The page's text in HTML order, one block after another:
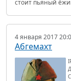
стоит пьяный
4 января 2017
Абгемахт